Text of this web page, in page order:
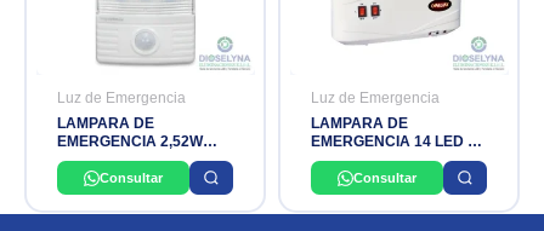
Luz de Emergencia
LAMPARA DE
EMERGENCIA 2,52W
1.5H IP20 CON SENSOR
SEGURIMAX
Consultar
Luz de Emergencia
LAMPARA DE
EMERGENCIA 14 LED 8
HORAS 9101.220
OPALUXConsultar